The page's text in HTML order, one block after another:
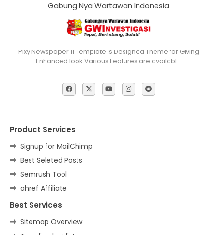
Gabung Nya Wartawan Indonesia
Pixy Newspaper 11 Template is Designed Theme for Giving
Enhanced look Various Features are availabl…
Product Services
Signup for MailChimp
Best Seleted Posts
Semrush Tool
ahref Affiliate
Best Services
Sitemap Overview